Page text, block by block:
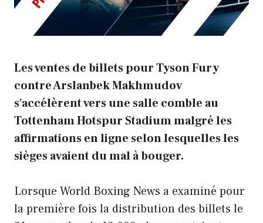
Les ventes de billets pour Tyson Fury
contre Arslanbek Makhmudov
s'accélèrent vers une salle comble au
Tottenham Hotspur Stadium malgré les
affirmations en ligne selon lesquelles les
sièges avaient du mal à bouger.
Lorsque World Boxing News a examiné pour
la première fois la distribution des billets le